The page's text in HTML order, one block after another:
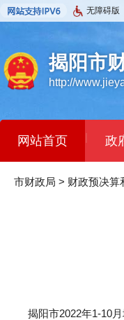
无障碍版
揭阳市
http://
网站首页 | 政
市财政局 > 财政预决算
揭阳市2022年1-10